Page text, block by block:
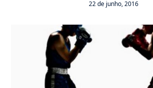
22 de junho, 2016